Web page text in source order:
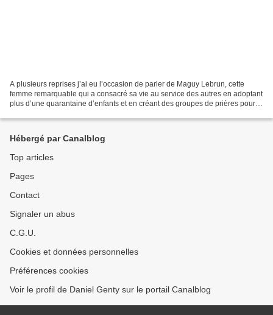
A plusieurs reprises j’ai eu l’occasion de parler de Maguy Lebrun, cette
femme remarquable qui a consacré sa vie au service des autres en adoptant
plus d’une quarantaine d’enfants et en créant des groupes de prières pour
Hébergé par Canalblog
Top articles
Pages
Contact
Signaler un abus
C.G.U.
Cookies et données personnelles
Préférences cookies
Voir le profil de Daniel Genty sur le portail Canalblog